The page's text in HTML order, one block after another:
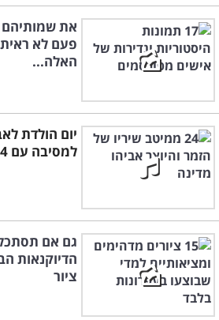
את
פעם לא
האלה...
יום הולדת
למסיבה עם 24 שירים אהובים
גם אם
הדיוקנאות
ציור